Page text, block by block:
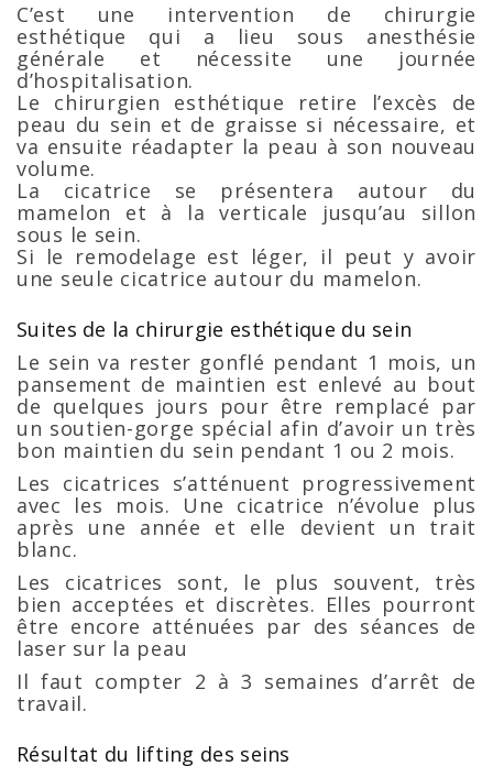
C’est une intervention de chirurgie
esthétique qui a lieu sous anesthésie
générale et nécessite une journée
d’hospitalisation.
Le chirurgien esthétique retire l’excès de
peau du sein et de graisse si nécessaire, et
va ensuite réadapter la peau à son nouveau
volume.
La cicatrice se présentera autour du
mamelon et à la verticale jusqu’au sillon
sous le sein.
Si le remodelage est léger, il peut y avoir
une seule cicatrice autour du mamelon.
Suites de la chirurgie esthétique du sein
Le sein va rester gonflé pendant 1 mois, un
pansement de maintien est enlevé au bout
de quelques jours pour être remplacé par
un soutien-gorge spécial afin d’avoir un très
bon maintien du sein pendant 1 ou 2 mois.
Les cicatrices s’atténuent progressivement
avec les mois. Une cicatrice n’évolue plus
après une année et elle devient un trait
blanc.
Les cicatrices sont, le plus souvent, très
bien acceptées et discrètes. Elles pourront
être encore atténuées par des séances de
laser sur la peau
Il faut compter 2 à 3 semaines d’arrêt de
travail.
Résultat du lifting des seins